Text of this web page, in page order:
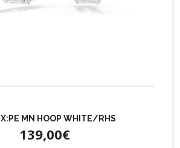
MN HOOP WHITE/RHS
139,00€